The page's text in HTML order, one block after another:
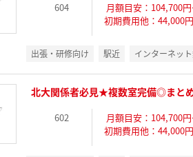
604
月額目安：104,700
初期費用他：44,000
出張・研修向け 駅近 インターネッ
北大関係者必見★複数室完備◎まと
602
月額目安：104,700
初期費用他：44,000